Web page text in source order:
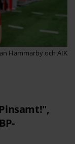
Hammarby och AIK